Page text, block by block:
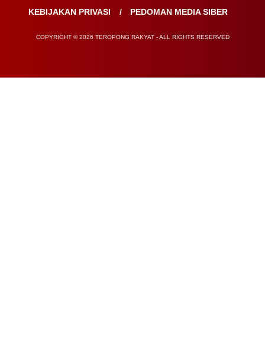
KEBIJAKAN PRIVASI
PEDOMAN MEDIA SIBER
COPYRIGHT © 2026 TEROPONG RAKYAT - ALL RIGHTS RESERVED